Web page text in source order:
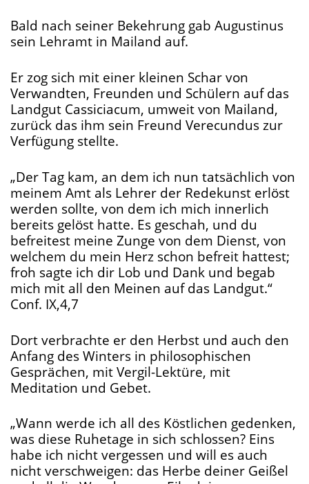
Bald nach seiner Bekehrung gab Augustinus
sein Lehramt in Mailand auf.
Er zog sich mit einer kleinen Schar von
Verwandten, Freunden und Schülern auf das
Landgut Cassiciacum, umweit von Mailand,
zurück das ihm sein Freund Verecundus zur
Verfügung stellte.
„Der Tag kam, an dem ich nun tatsächlich von
meinem Amt als Lehrer der Redekunst erlöst
werden sollte, von dem ich mich innerlich
bereits gelöst hatte. Es geschah, und du
befreitest meine Zunge von dem Dienst, von
welchem du mein Herz schon befreit hattest;
froh sagte ich dir Lob und Dank und begab
mich mit all den Meinen auf das Landgut.“
Conf. IX,4,7
Dort verbrachte er den Herbst und auch den
Anfang des Winters in philosophischen
Gesprächen, mit Vergil-Lektüre, mit
Meditation und Gebet.
„Wann werde ich all des Köstlichen gedenken,
was diese Ruhetage in sich schlossen? Eins
habe ich nicht vergessen und will es auch
nicht verschweigen: das Herbe deiner Geißel